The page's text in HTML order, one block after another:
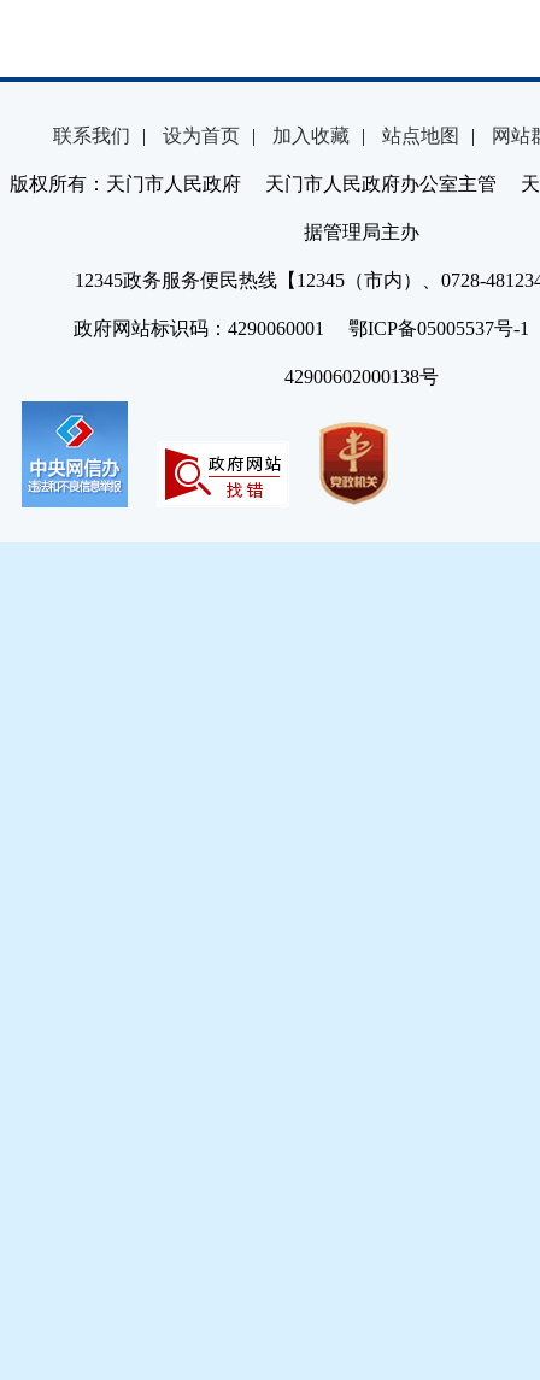
联系我们 | 设为首页 | 加入收藏 | 站点地图 | 网站
版权所有：天门市人民政府 天门市人民政府办公室主管 天
据管理局主办
12345政务服务便民热线【12345（市内）、0728-
政府网站标识码：4290060001 鄂ICP备05005537号
42900602000138号